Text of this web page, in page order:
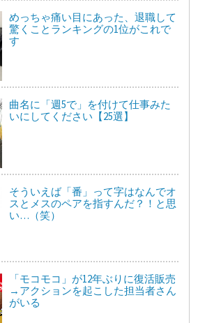
めっちゃ痛い目にあった、退職して
驚くことランキングの1位がこれで
す
曲名に「週5で」を付けて仕事みた
いにしてください【25選】
そういえば「番」って字はなんでオ
スとメスのペアを指すんだ？！と思
い…（笑）
「モコモコ」が12年ぶりに復活販売
→アクションを起こした担当者さん
がいる